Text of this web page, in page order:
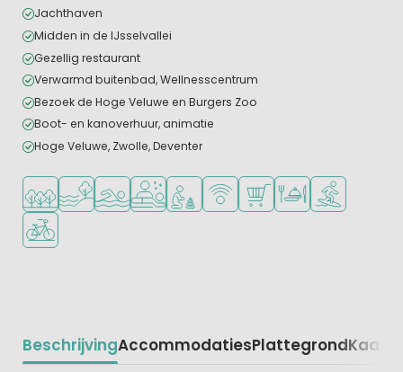
Jachthaven
Midden in de IJsselvallei
Gezellig restaurant
Verwarmd buitenbad, Wellnesscentrum
Bezoek de Hoge Veluwe en Burgers Zoo
Boot- en kanoverhuur, animatie
Hoge Veluwe, Zwolle, Deventer
Ligt in een bosrijke omgeving
Ligt bij het water
Openlucht zwembad
Wellnessfaciliteiten
Aanbevolen voor jonge kinderen
WiFi beschikbaar
Campingwinkel/
Restaurant of
Fietsverhuur
BeschrijvingAccommodatiesPlattegrondKaart